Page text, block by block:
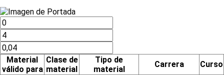
Material
válido para
Clase de
material
Tipo de
material
Carrera
Curso